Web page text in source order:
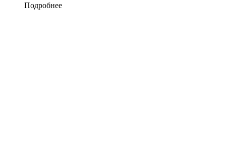
Подробнее